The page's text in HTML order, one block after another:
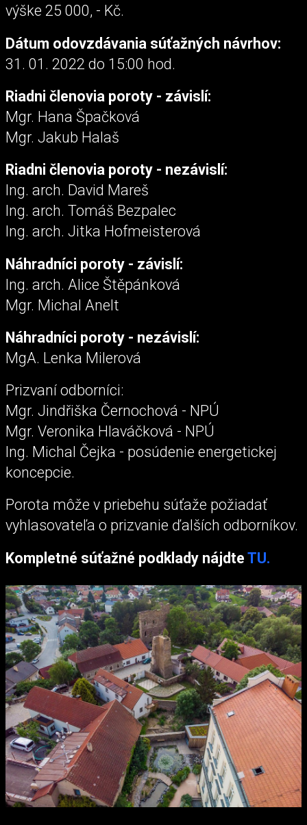
výške 25 000, - Kč.
Dátum odovzdávania súťažných návrhov:
31. 01. 2022 do 15:00 hod.
Riadni členovia poroty - závislí:
Mgr. Hana Špačková
Mgr. Jakub Halaš
Riadni členovia poroty - nezávislí:
Ing. arch. David Mareš
Ing. arch. Tomáš Bezpalec
Ing. arch. Jitka Hofmeisterová
Náhradníci poroty - závislí:
Ing. arch. Alice Štěpánková
Mgr. Michal Anelt
Náhradníci poroty - nezávislí:
MgA. Lenka Milerová
Prizvaní odborníci:
Mgr. Jindřiška Černochová - NPÚ
Mgr. Veronika Hlaváčková - NPÚ
Ing. Michal Čejka - posúdenie energetickej
koncepcie.
Porota môže v priebehu súťaže požiadať
vyhlasovateľa o prizvanie ďalších odborníkov.
Kompletné súťažné podklady nájdte TU.